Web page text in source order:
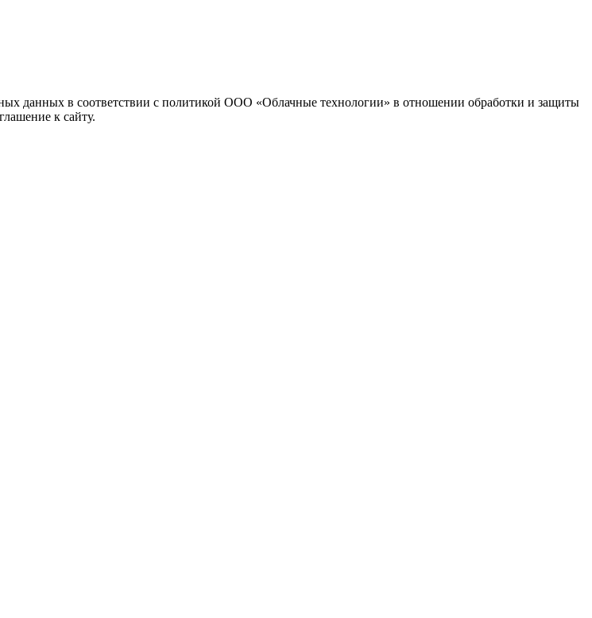
данных в соответствии с политикой ООО «Облачные технологии» в отношении обработки и защиты
к сайту.